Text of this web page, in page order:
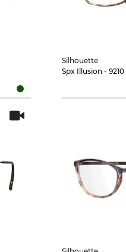
Silhouette
Spx Illusion - 9210